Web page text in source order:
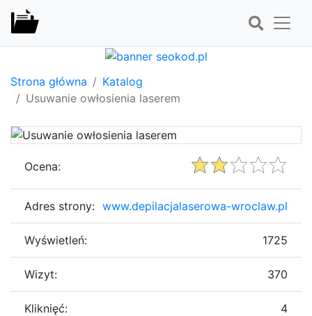
Strona główna
Katalog
Usuwanie owłosienia laserem
Ocena:
Adres strony: www.depilacjalaserowa-wroclaw.pl
Wyświetleń: 1725
Wizyt: 370
Kliknięć: 4